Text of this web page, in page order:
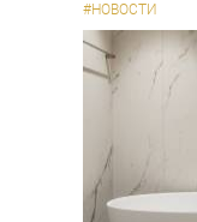
#НОВОСТИ